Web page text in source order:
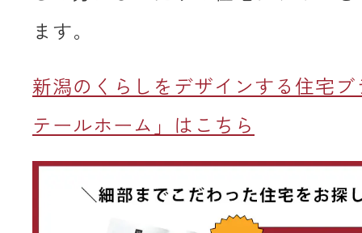
ます。
新潟のくらしをデザインする住宅
テールホーム」はこちら